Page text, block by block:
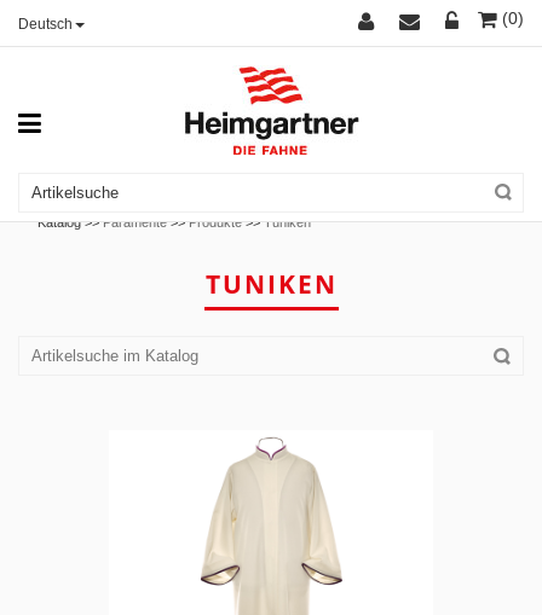
Deutsch (0)
Katalog >>Paramente >>Produkte >>Tuniken
TUNIKEN